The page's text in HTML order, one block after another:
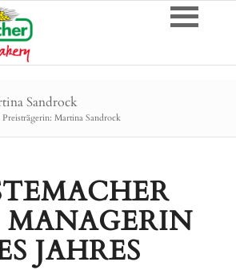
Sandrock
Preisträgerin: Martina Sandrock
MANAGERIN
JAHRES